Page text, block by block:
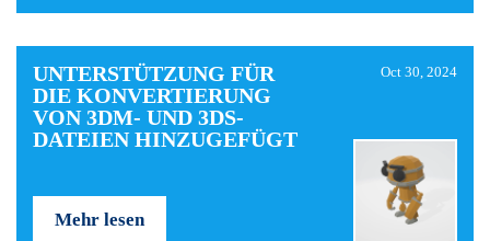
UNTERSTÜTZUNG FÜR
DIE KONVERTIERUNG
VON 3DM- UND 3DS-
DATEIEN HINZUGEFÜGT
Oct 30, 2024
Mehr lesen